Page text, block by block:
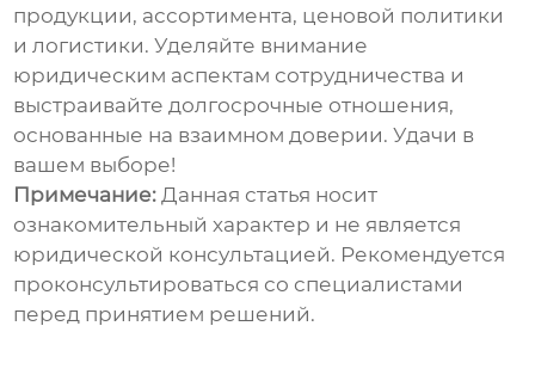
продукции, ассортимента, ценовой политики
и логистики. Уделяйте внимание
юридическим аспектам сотрудничества и
выстраивайте долгосрочные отношения,
основанные на взаимном доверии. Удачи в
вашем выборе!
Примечание: Данная статья носит
ознакомительный характер и не является
юридической консультацией. Рекомендуется
проконсультироваться со специалистами
перед принятием решений.